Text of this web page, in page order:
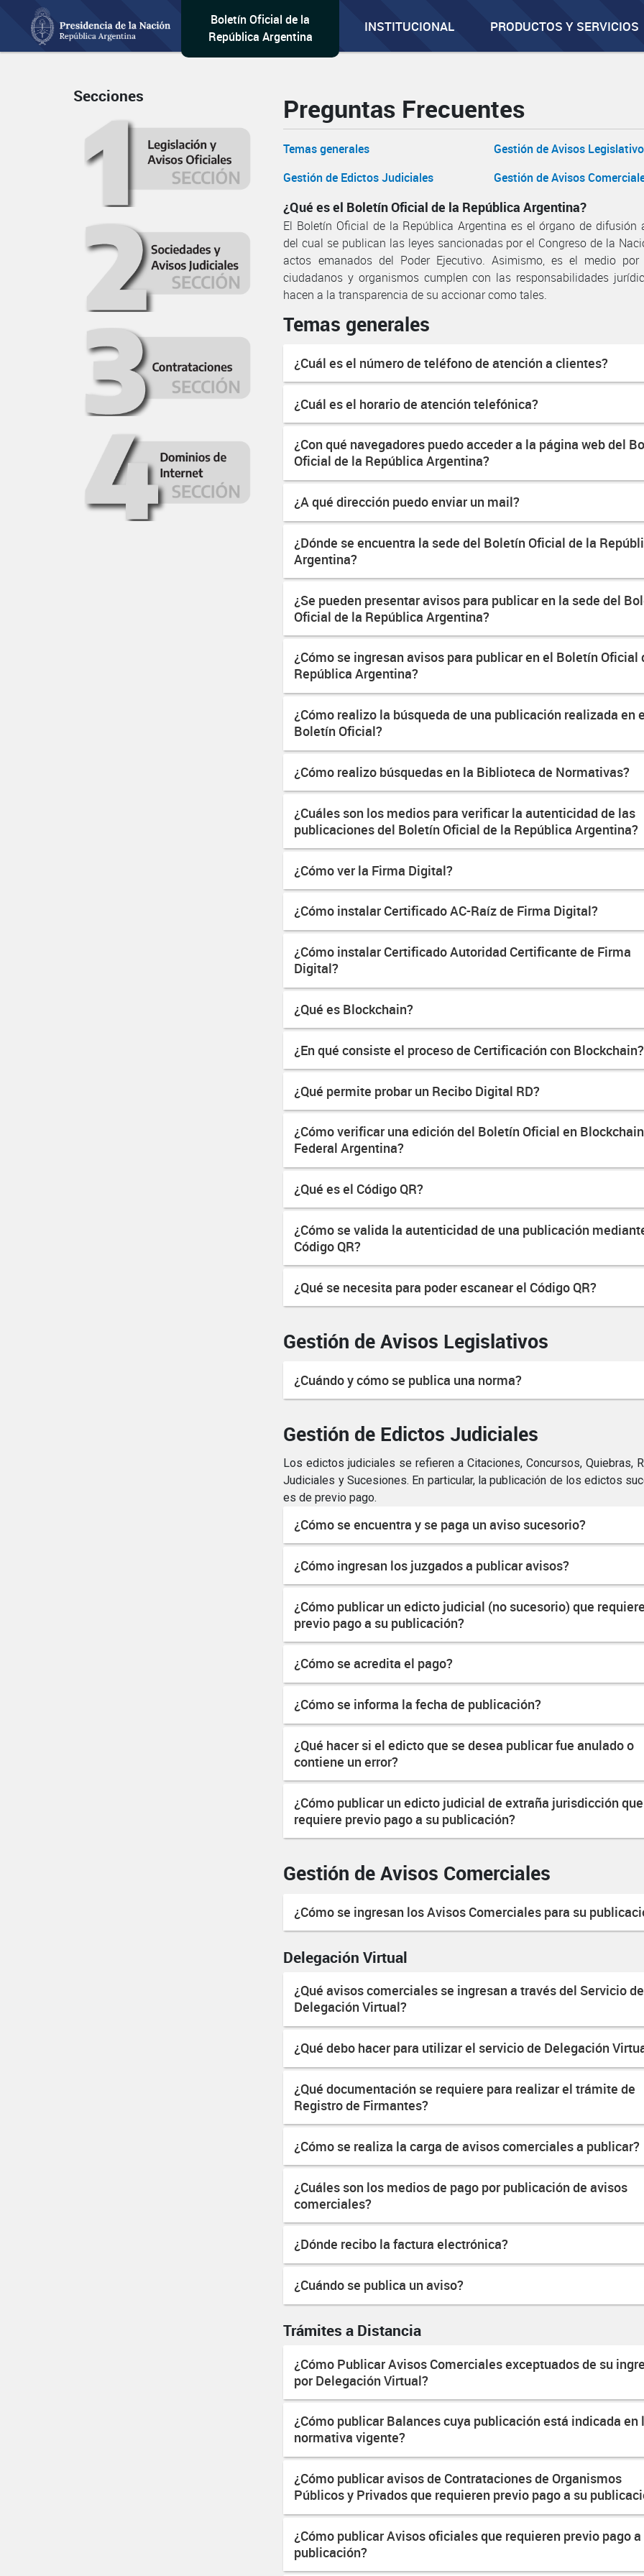
Boletín Oficial de la
República Argentina
INSTITUCIONAL PRODUCTOS Y SERVICIOS
Secciones Preguntas Frecuentes
Temas generales
Gestión de Avisos
Gestión de Edictos Judiciales
Gestión de Avisos
¿Qué es el Boletín Oficial de la República Argentina?
El Boletín Oficial de la República Argentina es el órgano de difusión
del cual se publican las leyes sancionadas por el Congreso de la
actos emanados del Poder Ejecutivo. Asimismo, es el medio
ciudadanos y organismos cumplen con las responsabilidades
hacen a la transparencia de su accionar como tales.
Temas generales
¿Cuál es el número de teléfono de atención a clientes?
¿Cuál es el horario de atención telefónica?
¿Con qué navegadores puedo acceder a la página web del
Oficial de la República Argentina?
¿A qué dirección puedo enviar un mail?
¿Dónde se encuentra la sede del Boletín Oficial de la
Argentina?
¿Se pueden presentar avisos para publicar en la sede del
Oficial de la República Argentina?
¿Cómo se ingresan avisos para publicar en el Boletín Oficial
República Argentina?
¿Cómo realizo la búsqueda de una publicación realizada en
Boletín Oficial?
¿Cómo realizo búsquedas en la Biblioteca de Normativas?
¿Cuáles son los medios para verificar la autenticidad de las
publicaciones del Boletín Oficial de la República Argentina?
¿Cómo ver la Firma Digital?
¿Cómo instalar Certificado AC-Raíz de Firma Digital?
¿Cómo instalar Certificado Autoridad Certificante de Firma
Digital?
¿Qué es Blockchain?
¿En qué consiste el proceso de Certificación con Blockchain?
¿Qué permite probar un Recibo Digital RD?
¿Cómo verificar una edición del Boletín Oficial en Blockchain
Federal Argentina?
¿Qué es el Código QR?
¿Cómo se valida la autenticidad de una publicación
Código QR?
¿Qué se necesita para poder escanear el Código QR?
Gestión de Avisos Legislativos
¿Cuándo y cómo se publica una norma?
Gestión de Edictos Judiciales
Los edictos judiciales se refieren a Citaciones, Concursos, Quiebras,
Judiciales y Sucesiones. En particular, la publicación de los edictos
es de previo pago.
¿Cómo se encuentra y se paga un aviso sucesorio?
¿Cómo ingresan los juzgados a publicar avisos?
¿Cómo publicar un edicto judicial (no sucesorio) que
previo pago a su publicación?
¿Cómo se acredita el pago?
¿Cómo se informa la fecha de publicación?
¿Qué hacer si el edicto que se desea publicar fue anulado o
contiene un error?
¿Cómo publicar un edicto judicial de extraña jurisdicción que
requiere previo pago a su publicación?
Gestión de Avisos Comerciales
¿Cómo se ingresan los Avisos Comerciales para su
Delegación Virtual
¿Qué avisos comerciales se ingresan a través del Servicio de
Delegación Virtual?
¿Qué debo hacer para utilizar el servicio de Delegación
¿Qué documentación se requiere para realizar el trámite de
Registro de Firmantes?
¿Cómo se realiza la carga de avisos comerciales a publicar?
¿Cuáles son los medios de pago por publicación de avisos
comerciales?
¿Dónde recibo la factura electrónica?
¿Cuándo se publica un aviso?
Trámites a Distancia
¿Cómo Publicar Avisos Comerciales exceptuados de su
por Delegación Virtual?
¿Cómo publicar Balances cuya publicación está indicada en
normativa vigente?
¿Cómo publicar avisos de Contrataciones de Organismos
Públicos y Privados que requieren previo pago a su
¿Cómo publicar Avisos oficiales que requieren previo pago a
publicación?